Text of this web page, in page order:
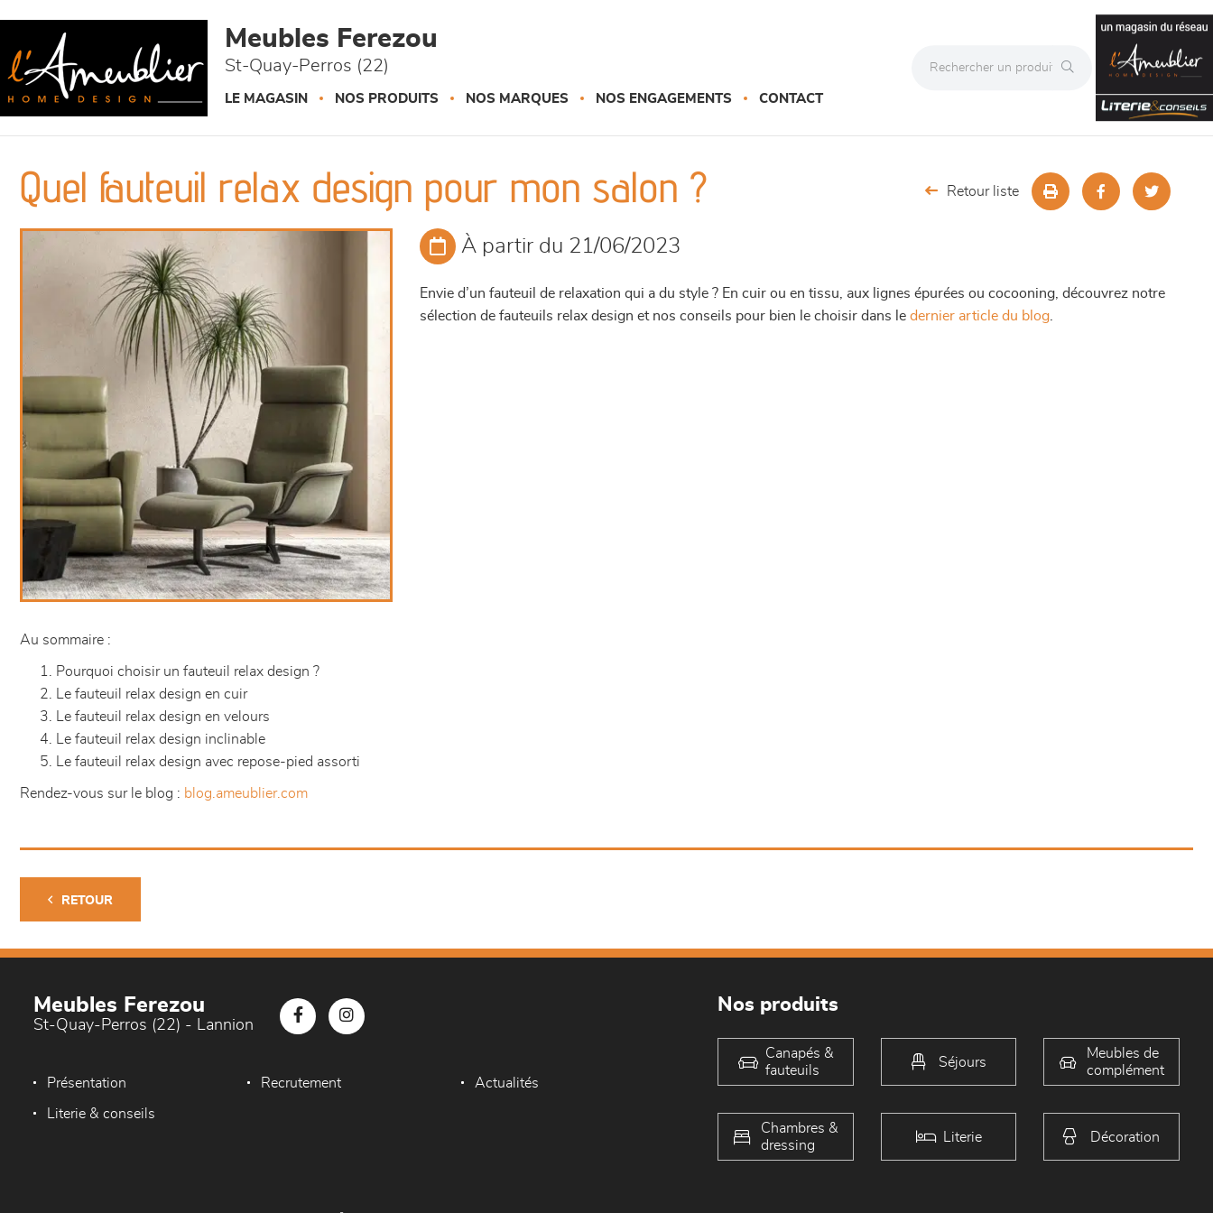
Meubles Ferezou
St-Quay-Perros (22)
LE MAGASIN NOS PRODUITS NOS MARQUES NOS ENGAGEMENTS CONTACT
Quel fauteuil relax design pour mon salon ? Retour liste
À partir du 21/06/2023
Envie d’un fauteuil de relaxation qui a du style ? En cuir ou en tissu, aux lignes épurées ou cocooning, découvrez notre
sélection de fauteuils relax design et nos conseils pour bien le choisir dans ledernier article du blog
Au sommaire :
Pourquoi choisir un fauteuil relax design ?
Le fauteuil relax design en cuir
Le fauteuil relax design en velours
Le fauteuil relax design inclinable
Le fauteuil relax design avec repose-pied assorti
Rendez-vous sur le blog : blog.ameublier.com
RETOUR
Meubles Ferezou
St-Quay-Perros (22) - Lannion
Présentation Recrutement Actualités
Literie & conseils
Nos produits
Canapés &
fauteuils
Séjours
Meubles de
complément
Chambres &
dressing
Literie Décoration